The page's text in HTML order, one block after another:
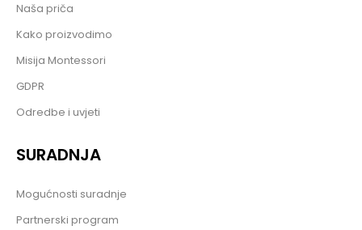
Naša priča
Kako proizvodimo
Misija Montessori
GDPR
Odredbe i uvjeti
SURADNJA
Mogućnosti suradnje
Partnerski program